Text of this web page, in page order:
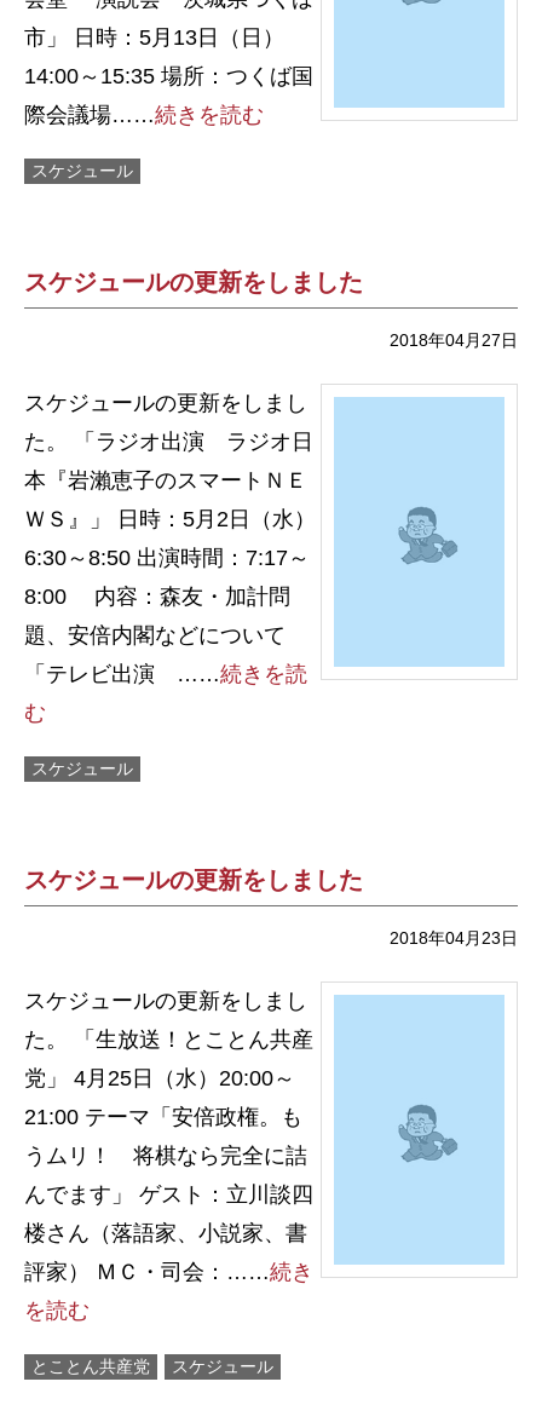
市」 日時：5月13日（日）
14:00～15:35 場所：つくば国
際会議場……続きを読む
スケジュール
スケジュールの更新をしました
2018年04月27日
スケジュールの更新をしまし
た。 「ラジオ出演 ラジオ日
本『岩瀨恵子のスマートＮＥ
ＷＳ』」 日時：5月2日（水）
6:30～8:50 出演時間：7:17～
8:00 内容：森友・加計問
題、安倍内閣などについて
「テレビ出演 ……続きを読
む
スケジュール
スケジュールの更新をしました
2018年04月23日
スケジュールの更新をしまし
た。 「生放送！とことん共産
党」 4月25日（水）20:00～
21:00 テーマ「安倍政権。も
うムリ！ 将棋なら完全に詰
んでます」 ゲスト：立川談四
楼さん（落語家、小説家、書
評家） ＭＣ・司会：……続き
を読む
とことん共産党 スケジュール